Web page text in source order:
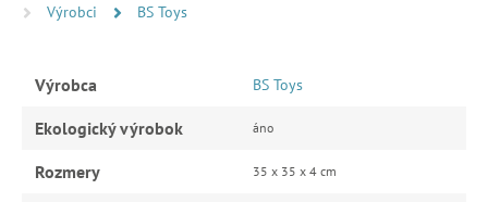
Výrobci
BS Toys
Výrobca BS Toys
Ekologický výrobok áno
Rozmery 35 x 35 x 4 cm